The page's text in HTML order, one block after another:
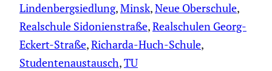
Lindenbergsiedlung, Minsk, Neue Oberschule
Realschule Sidonienstraße, Realschulen Georg-
Eckert-Straße, Richarda-Huch-Schule
Studentenaustausch, TU